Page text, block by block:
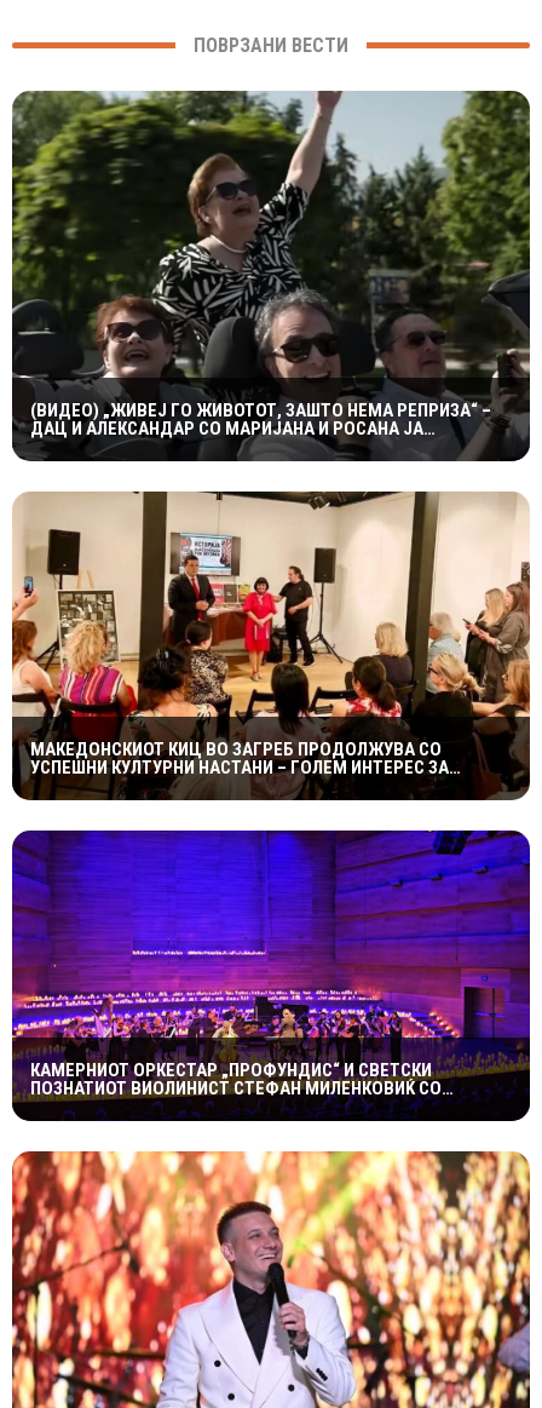
ПОВРЗАНИ ВЕСТИ
(ВИДЕО) „ЖИВЕЈ ГО ЖИВОТОТ, ЗАШТО НЕМА РЕПРИЗА“ –
ДАЦ И АЛЕКСАНДАР СО МАРИЈАНА И РОСАНА ЈА
ПРЕТСТАВИЈА „ЗАСЕКОГАШ МЛАДИ“
МАКЕДОНСКИОТ КИЦ ВО ЗАГРЕБ ПРОДОЛЖУВА СО
УСПЕШНИ КУЛТУРНИ НАСТАНИ – ГОЛЕМ ИНТЕРЕС ЗА
„ИСТОРИЈА НА МАКЕДОНСКАТА РОК МУЗИКА“
КАМЕРНИОТ ОРКЕСТАР „ПРОФУНДИС“ И СВЕТСКИ
ПОЗНАТИОТ ВИОЛИНИСТ СТЕФАН МИЛЕНКОВИЌ СО
СПЕКТАКУЛАРЕН „CANDLELIGHT“ КОНЦЕРТ НА „ОХРИДСКО
ЛЕТО“